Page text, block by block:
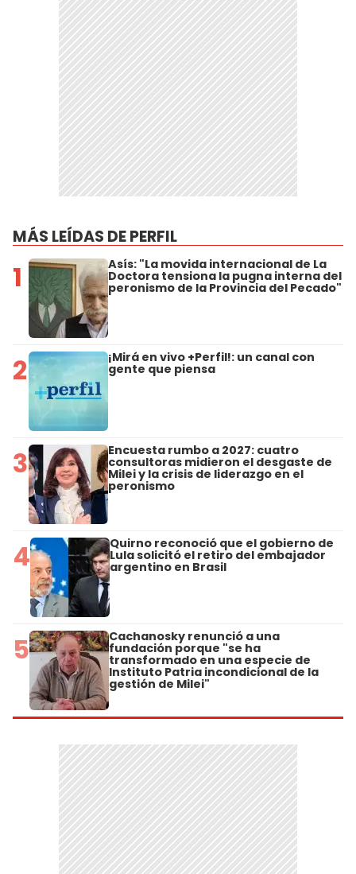
MÁS LEÍDAS DE PERFIL
1 Asís: "La movida internacional de La
Doctora tensiona la pugna interna del
peronismo de la Provincia del Pecado"
2 ¡Mirá en vivo +Perfil!: un canal con
gente que piensa
3 Encuesta rumbo a 2027: cuatro
consultoras midieron el desgaste de
Milei y la crisis de liderazgo en el
peronismo
4 Quirno reconoció que el gobierno de
Lula solicitó el retiro del embajador
argentino en Brasil
5 Cachanosky renunció a una
fundación porque "se ha
transformado en una especie de
Instituto Patria incondicional de la
gestión de Milei"